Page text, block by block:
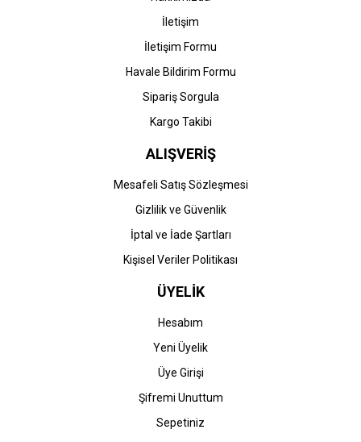
İletişim
İletişim Formu
Havale Bildirim Formu
Sipariş Sorgula
Kargo Takibi
ALIŞVERİŞ
Mesafeli Satış Sözleşmesi
Gizlilik ve Güvenlik
İptal ve İade Şartları
Kişisel Veriler Politikası
ÜYELİK
Hesabım
Yeni Üyelik
Üye Girişi
Şifremi Unuttum
Sepetiniz